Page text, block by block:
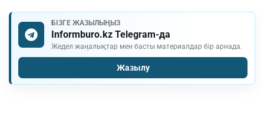
БІЗГЕ ЖАЗЫЛЫҢЫЗ
Informburo.kz Telegram-да
Жедел жаңалықтар мен басты материалдар бір арнада.
Жазылу